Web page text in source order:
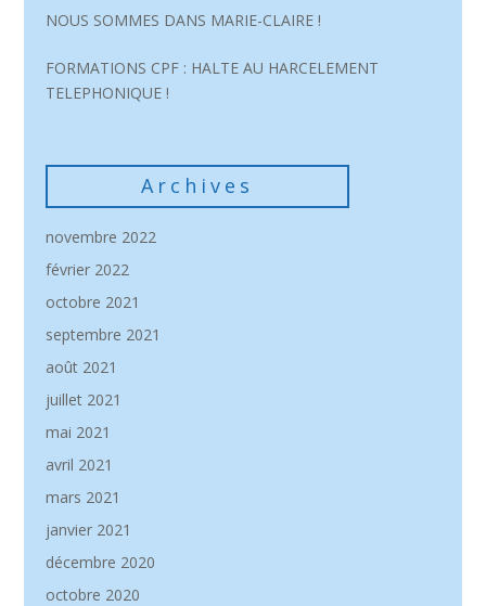
NOUS SOMMES DANS MARIE-CLAIRE !
FORMATIONS CPF : HALTE AU HARCELEMENT
TELEPHONIQUE !
Archives
novembre 2022
février 2022
octobre 2021
septembre 2021
août 2021
juillet 2021
mai 2021
avril 2021
mars 2021
janvier 2021
décembre 2020
octobre 2020